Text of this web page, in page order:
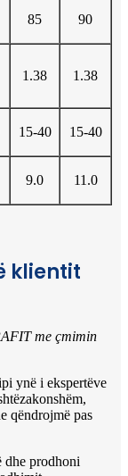
85 90
1.38 1.38
15-40 15-40
9.0 11.0
klientit
me çmimin
ynë i ekspertëve
qëndrojmë pas
dhe prodhoni